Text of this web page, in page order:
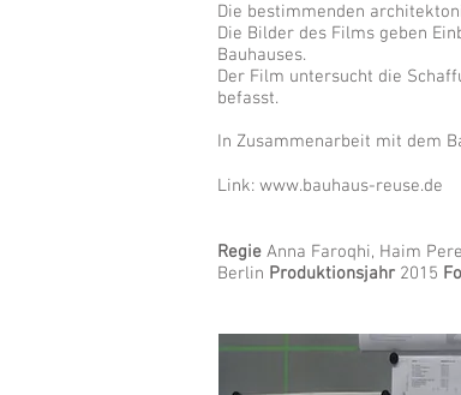
Die bestimmenden
Die Bilder des Films geben
Bauhauses.
Der Film untersucht die
befasst.
In Zusammenarbeit mit dem
Link: www.bauhaus-reuse.de
Regie Anna Faroqhi, Haim
Berlin Produktionsjahr 2015